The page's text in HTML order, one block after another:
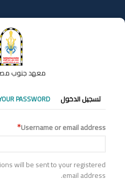
إلى
المحتوى
معهد جنوب مصر
التبويبات
الأساسية
تسجيل الدخول PASSWORD
Username or email address
will be sent to your registered
email address.